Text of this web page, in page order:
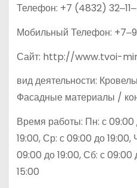
Телефон: +7 (4832)
Мобильный Телефон:
Сайт: http://www.tvoi-
вид деятельности:
Фасадные материалы /
Время работы: Пн: с 09:00
19:00, Ср: с 09:00 до 19:00,
09:00 до 19:00, Сб: с 09:00
15:00